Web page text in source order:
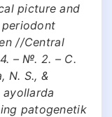
picture and
//Central
– №. 2. – С.
N. S., &
ayollarda
patogenetik